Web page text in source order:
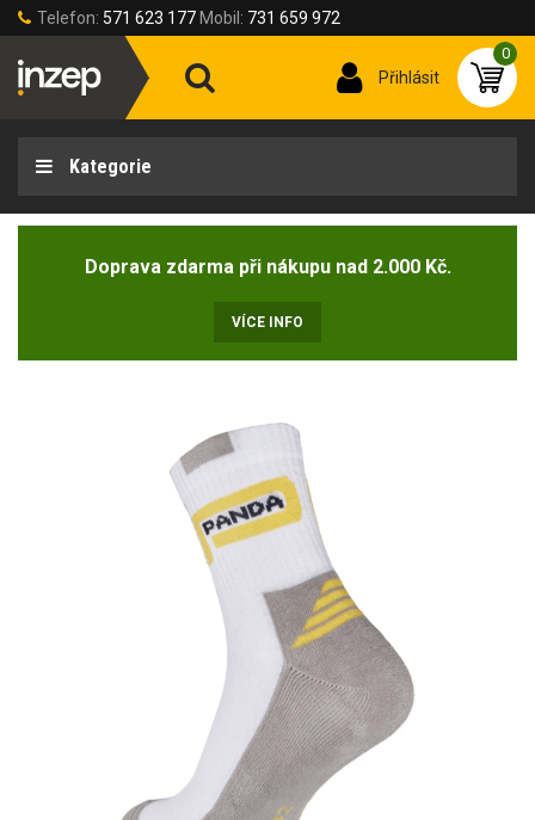
Telefon: 571 623 177 Mobil: 731 659 972
Přihlásit
0
Kategorie
Doprava zdarma při nákupu nad 2.000 Kč.
VÍCE INFO